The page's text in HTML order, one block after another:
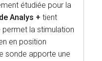
étudiée pour la
Analys + tient
la stimulation
en position
sonde apporte une